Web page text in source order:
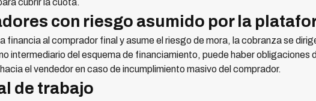
con riesgo asumido por la
financia al comprador final y asume el riesgo de mora, la cobranza se
intermediario del esquema de financiamiento, puede haber obligaciones
el vendedor en caso de incumplimiento masivo del comprador.
de trabajo